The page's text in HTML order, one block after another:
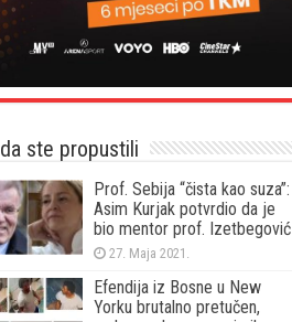
ste propustili
Prof. Sebija “čista kao suza”:
Asim Kurjak potvrdio da je
bio mentor prof. Izetbegović
27. Maja 2021.
Efendija iz Bosne u New
Yorku brutalno pretučen,